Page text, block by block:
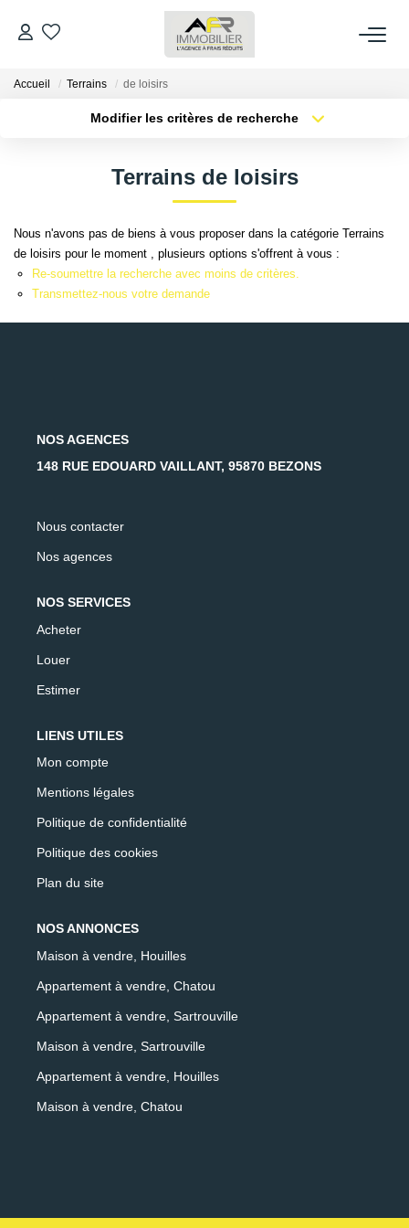
ACHETER
ESTIMER
FAIRE GÉRER
AFR IMMOBILIER Chatou - Location | Gestion | Syndic
AFR IMMOBILIER Chatou - Transaction
AFR IMMOBILIER Sartrouville
Accueil Terrains de loisirs
Modifier les critères de recherche
Budget max Plus de critères
Terrains de loisirs
Nous n'avons pas de biens à vous proposer dans la catégorie Terrains
de loisirs pour le moment , plusieurs options s'offrent à vous :
Re-soumettre la recherche avec moins de critères.
Transmettez-nous votre demande
NOS AGENCES
148 RUE EDOUARD VAILLANT, 95870 BEZONS
Nous contacter
Nos agences
NOS SERVICES
Acheter
Louer
Estimer
LIENS UTILES
Mon compte
Mentions légales
Politique de confidentialité
Politique des cookies
Plan du site
NOS ANNONCES
Maison à vendre, Houilles
Appartement à vendre, Chatou
Appartement à vendre, Sartrouville
Maison à vendre, Sartrouville
Appartement à vendre, Houilles
Maison à vendre, Chatou